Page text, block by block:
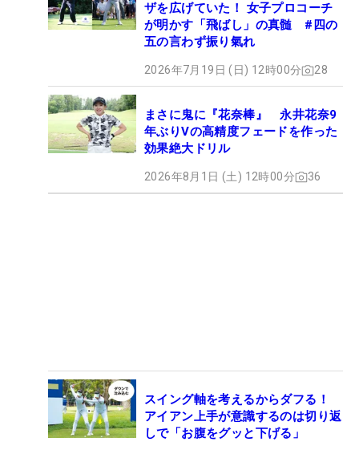
ザを広げていた！ 女子プロコーチ
が明かす「飛ばし」の真髄 #四の
五の言わず振り氣れ
2026年7月19日 (日) 12時00分 28
まさに鬼に『花奈棒』 永井花奈9
年ぶりVの高精度フェードを作った
効果絶大ドリル
2026年8月1日 (土) 12時00分 36
スイング軸を考えるからダフる！
アイアン上手が意識するのは切り返
しで「お腹をグッと下げる」